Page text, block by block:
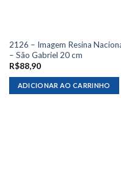
2126 – Imagem Resina
– São Gabriel 20 cm
R$88,90
ADICIONAR AO CARRINHO